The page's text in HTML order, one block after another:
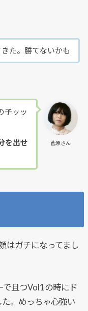
た。勝てないかも
菅原さん
子ッッ
を出せ
はガチになってまし
で且つVol1の時にド
。めっちゃ心強い